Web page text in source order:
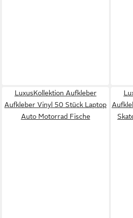
LuxusKollektion Aufkleber
Aufkleber Vinyl 50 Stück Laptop
Auto Motorrad Fische